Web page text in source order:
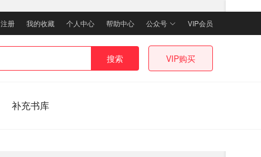
注册 我的收藏 个人中心 帮助中心 公众号 VIP会员
搜索 VIP购买
补充书库